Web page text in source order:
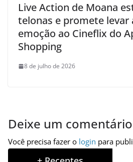
Live Action de Moana
telonas e promete levar
emoção ao Cineflix do
Shopping
8 de julho de 2026
Deixe um comentário
Você precisa fazer o login para